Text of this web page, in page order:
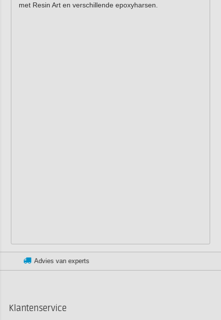
met Resin Art en verschillende epoxyharsen.
Klantenservice